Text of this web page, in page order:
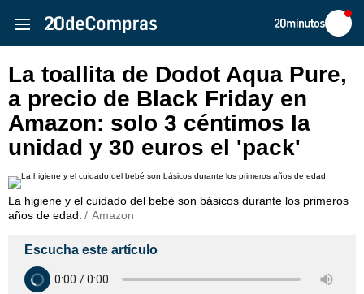
Volver
Iniciar
sesión
La toallita de Dodot Aqua Pure,
a precio de Black Friday en
Amazon: solo 3 céntimos la
unidad y 30 euros el 'pack'
La higiene y el cuidado del bebé son básicos durante los primeros
años de edad.
Amazon
Escucha este artículo